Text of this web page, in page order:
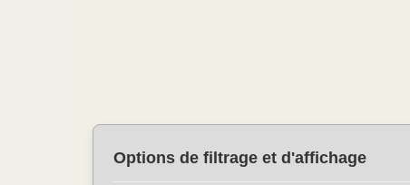
Options de filtrage et d'affichage